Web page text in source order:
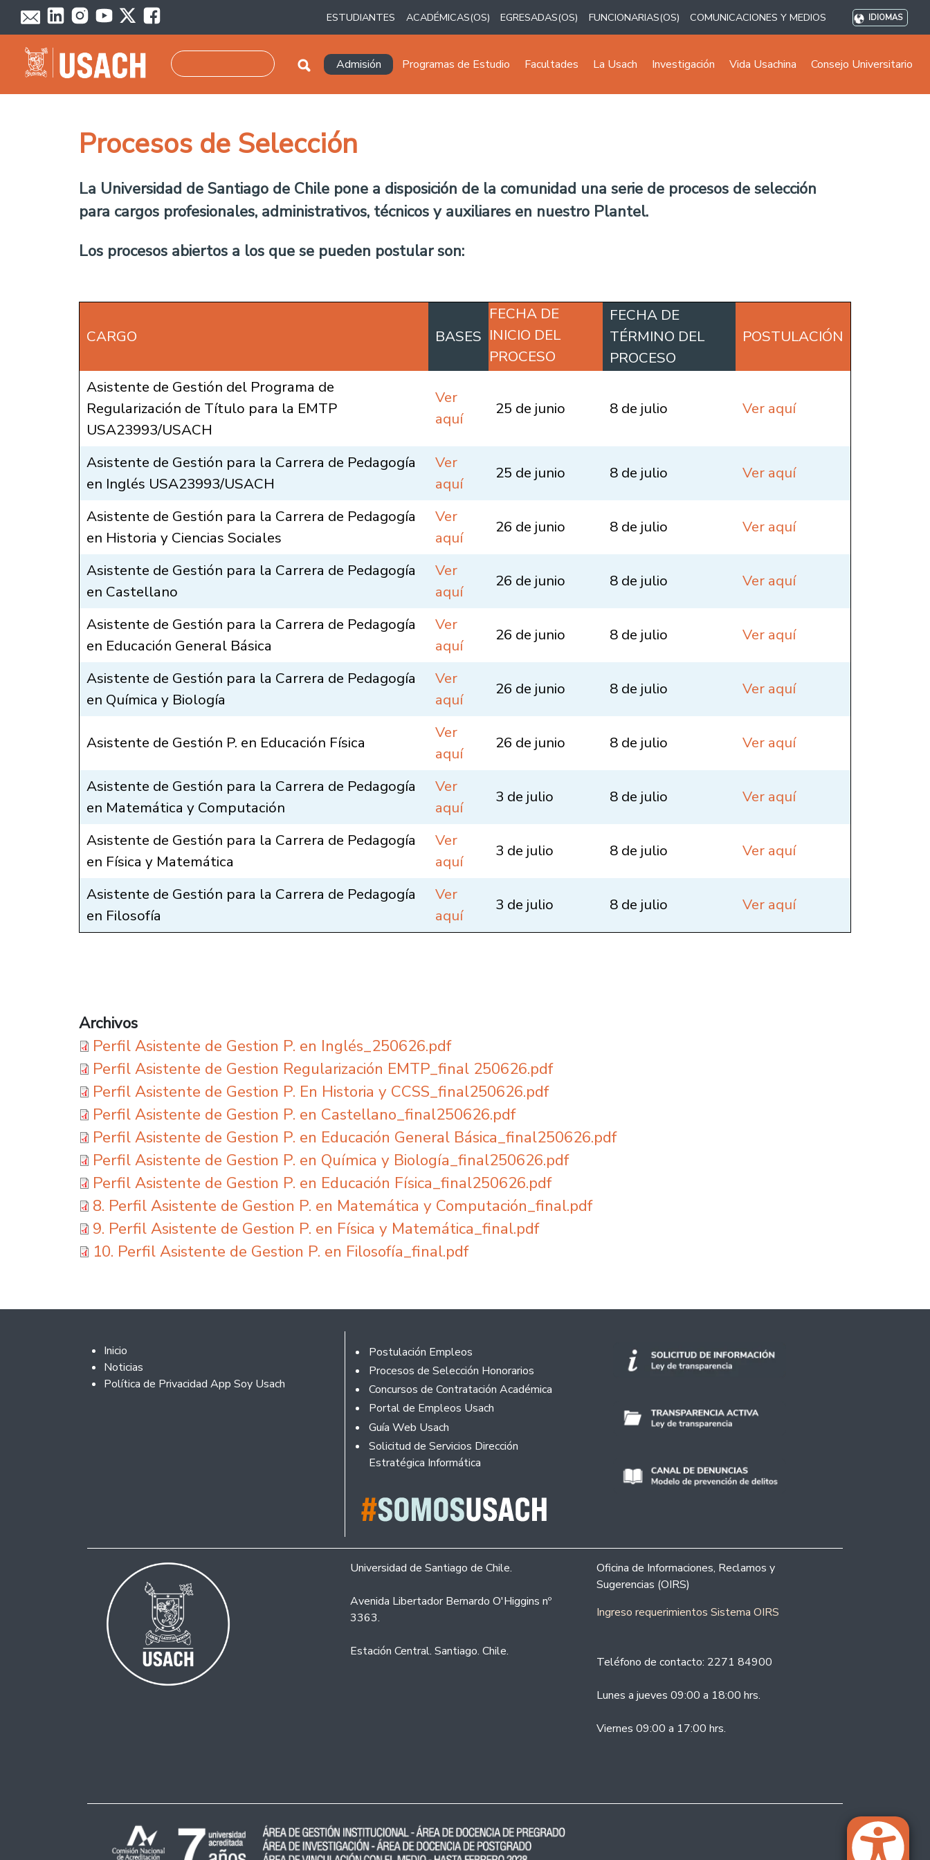
Pasar al contenido principal
ESTUDIANTES ACADÉMICAS(OS) EGRESADAS(OS) FUNCIONARIAS(OS) COMUNICACIONES Y MEDIOS IDIOMAS
Navegación principal
Admisión Programas de Estudio Facultades La Usach Investigación Vida Usachina Consejo Universitario
Procesos de Selección
La Universidad de Santiago de Chile pone a disposición de la comunidad una serie de procesos de selección
para cargos profesionales, administrativos, técnicos y auxiliares en nuestro Plantel.
Los procesos abiertos a los que se pueden postular son:
CARGO BASES
FECHA DE
INICIO DEL
PROCESO
FECHA DE
TÉRMINO DEL
PROCESO
POSTULACIÓN
Asistente de Gestión del Programa de
Regularización de Título para la EMTP
USA23993/USACH
Ver
aquí
25 de junio 8 de julio Ver aquí
Asistente de Gestión para la Carrera de Pedagogía
en Inglés USA23993/USACH
Ver
aquí
25 de junio 8 de julio Ver aquí
Asistente de Gestión para la Carrera de Pedagogía
en Historia y Ciencias Sociales
Ver
aquí
26 de junio 8 de julio Ver aquí
Asistente de Gestión para la Carrera de Pedagogía
en Castellano
Ver
aquí
26 de junio 8 de julio Ver aquí
Asistente de Gestión para la Carrera de Pedagogía
en Educación General Básica
Ver
aquí
26 de junio 8 de julio Ver aquí
Asistente de Gestión para la Carrera de Pedagogía
en Química y Biología
Ver
aquí
26 de junio 8 de julio Ver aquí
Asistente de Gestión P. en Educación Física
Ver
aquí
26 de junio 8 de julio Ver aquí
Asistente de Gestión para la Carrera de Pedagogía
en Matemática y Computación
Ver
aquí
3 de julio 8 de julio Ver aquí
Asistente de Gestión para la Carrera de Pedagogía
en Física y Matemática
Ver
aquí
3 de julio 8 de julio Ver aquí
Asistente de Gestión para la Carrera de Pedagogía
en Filosofía
Ver
aquí
3 de julio 8 de julio Ver aquí
Archivos
Perfil Asistente de Gestion P. en Inglés_250626.pdf
Perfil Asistente de Gestion Regularización EMTP_final 250626.pdf
Perfil Asistente de Gestion P. En Historia y CCSS_final250626.pdf
Perfil Asistente de Gestion P. en Castellano_final250626.pdf
Perfil Asistente de Gestion P. en Educación General Básica_final250626.pdf
Perfil Asistente de Gestion P. en Química y Biología_final250626.pdf
Perfil Asistente de Gestion P. en Educación Física_final250626.pdf
8. Perfil Asistente de Gestion P. en Matemática y Computación_final.pdf
9. Perfil Asistente de Gestion P. en Física y Matemática_final.pdf
10. Perfil Asistente de Gestion P. en Filosofía_final.pdf
Footer 2
Inicio
Noticias
Política de Privacidad App Soy Usach
Footer
Postulación Empleos
Procesos de Selección Honorarios
Concursos de Contratación Académica
Portal de Empleos Usach
Guía Web Usach
Solicitud de Servicios Dirección
Estratégica Informática
Universidad de Santiago de Chile.
Avenida Libertador Bernardo O'Higgins nº
3363.
Estación Central. Santiago. Chile.
Oficina de Informaciones, Reclamos y
Sugerencias (OIRS)
Ingreso requerimientos Sistema OIRS
Teléfono de contacto: 2271 84900
Lunes a jueves 09:00 a 18:00 hrs.
Viernes 09:00 a 17:00 hrs.